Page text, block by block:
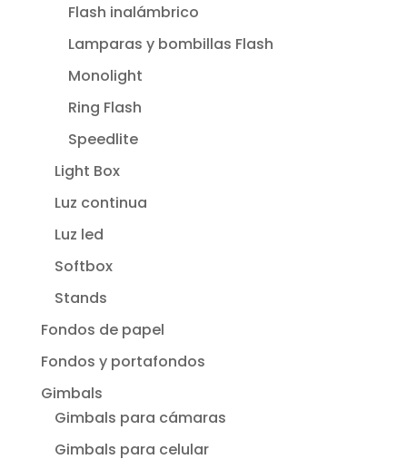
Flash inalámbrico
Lamparas y bombillas Flash
Monolight
Ring Flash
Speedlite
Light Box
Luz continua
Luz led
Softbox
Stands
Fondos de papel
Fondos y portafondos
Gimbals
Gimbals para cámaras
Gimbals para celular